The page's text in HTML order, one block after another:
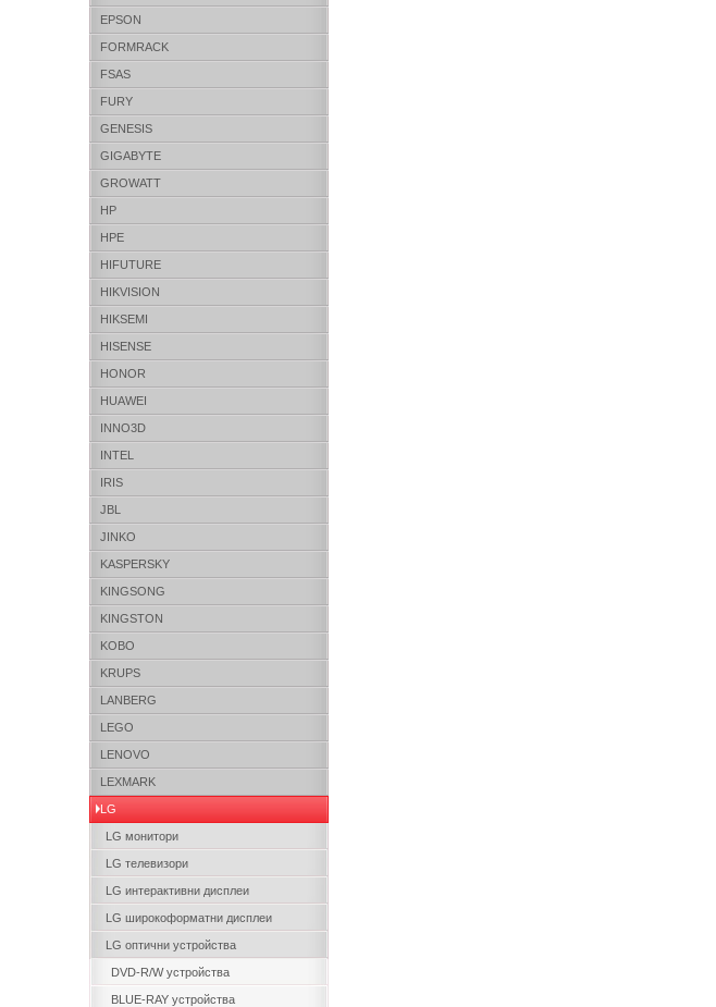
EPSON
FORMRACK
FSAS
FURY
GENESIS
GIGABYTE
GROWATT
HP
HPE
HIFUTURE
HIKVISION
HIKSEMI
HISENSE
HONOR
HUAWEI
INNO3D
INTEL
IRIS
JBL
JINKO
KASPERSKY
KINGSONG
KINGSTON
KOBO
KRUPS
LANBERG
LEGO
LENOVO
LEXMARK
LG
LG монитори
LG телевизори
LG интерактивни дисплеи
LG широкоформатни дисплеи
LG оптични устройства
DVD-R/W устройства
BLUE-RAY устройства